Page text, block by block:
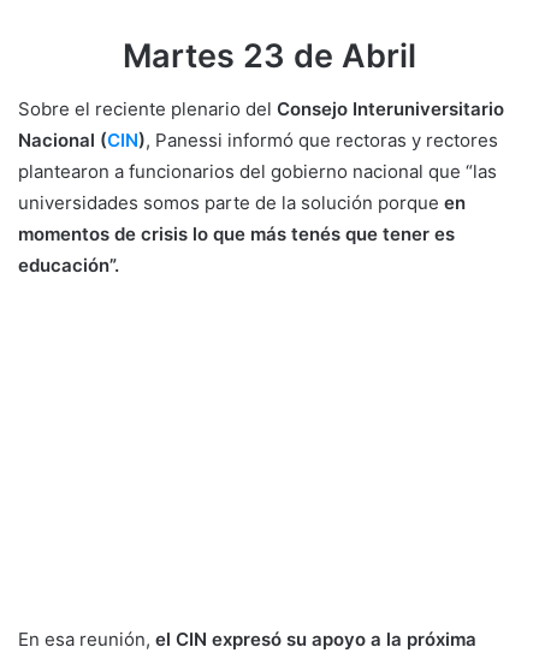
Martes 23 de Abril
Sobre el reciente plenario del Consejo Interuniversitario
Nacional (CIN), Panessi informó que rectoras y rectores
plantearon a funcionarios del gobierno nacional que “las
universidades somos parte de la solución porque en
momentos de crisis lo que más tenés que tener es
educación”.
En esa reunión, el CIN expresó su apoyo a la próxima